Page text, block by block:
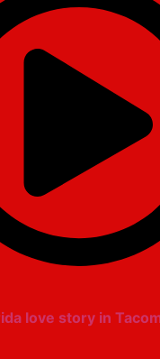
Florida love story in